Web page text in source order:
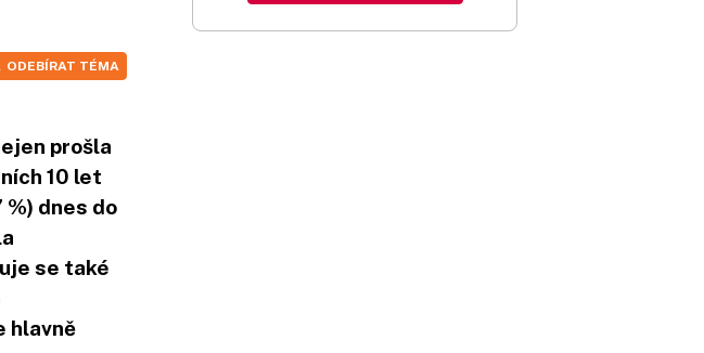
ODEBÍRAT TÉMA
prošla
10 let
dnes do
se také
hlavně